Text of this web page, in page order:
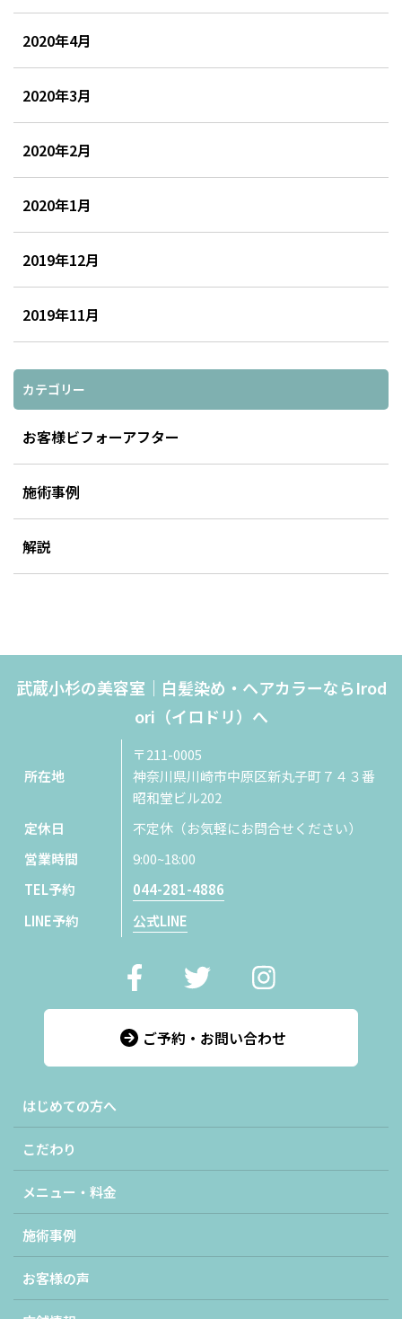
2020年4月
2020年3月
2020年2月
2020年1月
2019年12月
2019年11月
カテゴリー
お客様ビフォーアフター
施術事例
解説
武蔵小杉の美容室｜白髪染め・ヘアカラーならIrod
ori（イロドリ）へ
所在地
〒211-0005
神奈川県川崎市中原区新丸子町７４３番
昭和堂ビル202
定休日
不定休（お気軽にお問合せください）
営業時間
9:00~18:00
TEL予約
044-281-4886
LINE予約
公式LINE
ご予約・お問い合わせ
はじめての方へ
こだわり
メニュー・料金
施術事例
お客様の声